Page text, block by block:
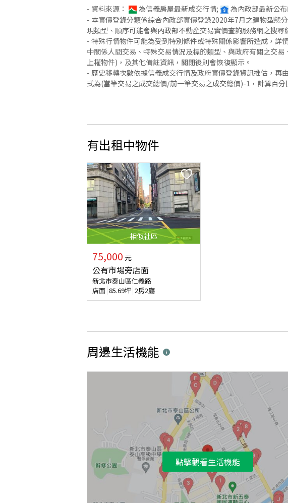
- 資料來源： 為信義房屋最新成交行情; 為內政部最新公
- 本實價登錄分類係綜合內政部實價登錄2020年7月之建物型態
現類型、順序可能會與內政部不動產交易實價查詢服務網之搜尋
- 特殊行情物件可能為受到特別條件或特殊關係影響所造成，
中關係人間交易、特殊交易情況及標的類型、與政府有關之交
上權物件)，及其他備註資訊，關閉後則會恢復顯示。
- 歷史移轉次數依據信義成交行情及政府實價登錄資訊推估，
式為(當筆交易之成交總價/前一筆交易之成交總價)-1，計算百
有出租中物件
相似社區
75,000 元
公有市場旁店面
新北市泰山區仁義路
店面 85.69坪 2房2廳
周邊生活機能
點擊觀看生活機能